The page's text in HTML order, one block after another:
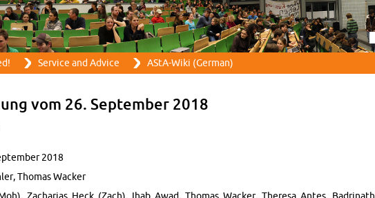
Skip to main content
Ser­vice and Ad­vice AStA-Wiki (Ger­man)
vom 26. Sep­tem­ber 2018
2018
Thomas Wacker